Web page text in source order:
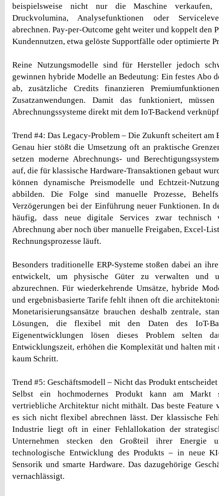
beispielsweise nicht nur die Maschine verkaufen,
Druckvolumina, Analysefunktionen oder
abrechnen. Pay-per-Outcome geht weiter und koppelt den
Kundennutzen, etwa gelöste Supportfälle oder optimierte
Reine Nutzungsmodelle sind für Hersteller jedoch
gewinnen hybride Modelle an Bedeutung: Ein festes Abo
ab, zusätzliche Credits finanzieren
Zusatzanwendungen. Damit das funktioniert,
Abrechnungssysteme direkt mit dem IoT-Backend
Trend #4: Das Legacy-Problem – Die Zukunft scheitert am
Genau hier stößt die Umsetzung oft an praktische
setzen moderne Abrechnungs- und
auf, die für klassische Hardware-Transaktionen gebaut
können dynamische Preismodelle und Echtzeit-
abbilden. Die Folge sind manuelle Prozesse,
Verzögerungen bei der Einführung neuer Funktionen. In
häufig, dass neue digitale Services zwar technisch
Abrechnung aber noch über manuelle Freigaben, Excel-
Rechnungsprozesse läuft.
Besonders traditionelle ERP-Systeme stoßen dabei an
entwickelt, um physische Güter zu verwalten und
abzurechnen. Für wiederkehrende Umsätze, hybride
und ergebnisbasierte Tarife fehlt ihnen oft die
Monetarisierungsansätze brauchen deshalb zentrale,
Lösungen, die flexibel mit den Daten des IoT-
Eigenentwicklungen lösen dieses Problem selten
Entwicklungszeit, erhöhen die Komplexität und halten
kaum Schritt.
Trend #5: Geschäftsmodell – Nicht das Produkt entscheidet
Selbst ein hochmodernes Produkt kann am Markt
vertriebliche Architektur nicht mithält. Das beste Feature
es sich nicht flexibel abrechnen lässt. Der klassische
Industrie liegt oft in einer Fehlallokation der
Unternehmen stecken den Großteil ihrer Energie
technologische Entwicklung des Produkts – in neue
Sensorik und smarte Hardware. Das dazugehörige
vernachlässigt.